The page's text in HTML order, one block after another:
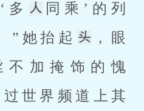
多
同乘’的列
”她抬起
，眼
不加掩饰的愧
世界频道上其